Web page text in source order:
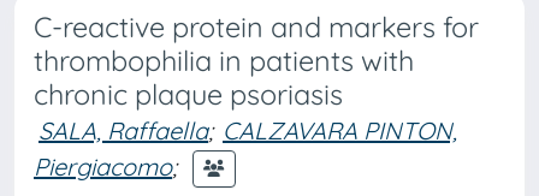
C-reactive protein and markers for
thrombophilia in patients with
chronic plaque psoriasis
SALA, Raffaella; CALZAVARA PINTON,
Piergiacomo;